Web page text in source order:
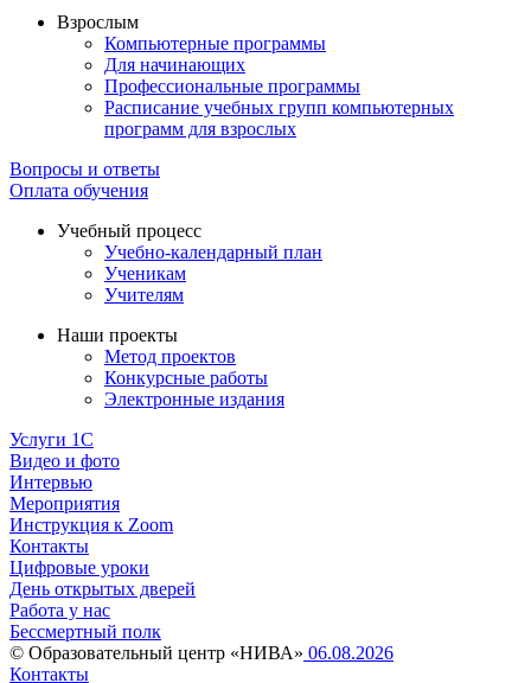
Взрослым
Компьютерные программы
Для начинающих
Профессиональные программы
Расписание учебных групп компьютерных
программ для взрослых
Вопросы и ответы
Оплата обучения
Учебный процесс
Учебно-календарный план
Ученикам
Учителям
Наши проекты
Метод проектов
Конкурсные работы
Электронные издания
Услуги 1C
Видео и фото
Интервью
Мероприятия
Инструкция к Zoom
Контакты
Цифровые уроки
День открытых дверей
Работа у нас
Бессмертный полк
© Образовательный центр «НИВА» 06.08.2026
Контакты